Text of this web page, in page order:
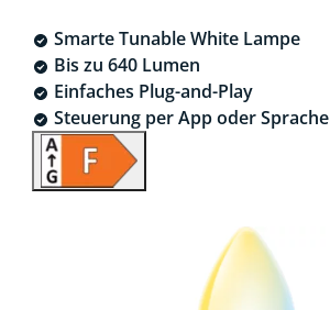
Smarte Tunable White Lampe
Bis zu 640 Lumen
Einfaches Plug-and-Play
Steuerung per App oder Sprache